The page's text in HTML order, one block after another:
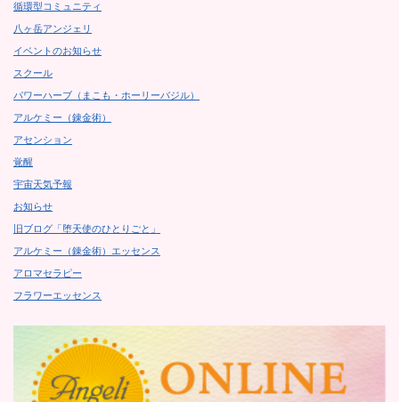
循環型コミュニティ
八ヶ岳アンジェリ
イベントのお知らせ
スクール
パワーハーブ（まこも・ホーリーバジル）
アルケミー（錬金術）
アセンション
覚醒
宇宙天気予報
お知らせ
旧ブログ「堕天使のひとりごと」
アルケミー（錬金術）エッセンス
アロマセラピー
フラワーエッセンス